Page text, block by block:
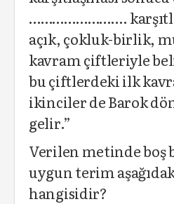
…………………….
açık, çokluk-birlik,
kavram çiftleriyle
bu çiftlerdeki ilk
ikinciler de Barok
gelir.”
Verilen metinde boş
uygun terim
hangisidir?